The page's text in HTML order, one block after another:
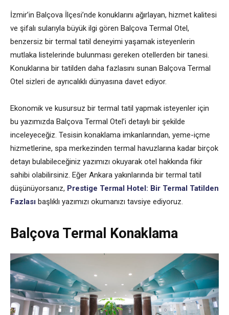
İzmir’in Balçova İlçesi’nde konuklarını ağırlayan, hizmet kalitesi
ve şifalı sularıyla büyük ilgi gören Balçova Termal Otel,
benzersiz bir termal tatil deneyimi yaşamak isteyenlerin
mutlaka listelerinde bulunması gereken otellerden bir tanesi.
Konuklarına bir tatilden daha fazlasını sunan Balçova Termal
Otel sizleri de ayrıcalıklı dünyasına davet ediyor.
Ekonomik ve kusursuz bir termal tatil yapmak isteyenler için
bu yazımızda Balçova Termal Otel’i detaylı bir şekilde
inceleyeceğiz. Tesisin konaklama imkanlarından, yeme-içme
hizmetlerine, spa merkezinden termal havuzlarına kadar birçok
detayı bulabileceğiniz yazımızı okuyarak otel hakkında fikir
sahibi olabilirsiniz. Eğer Ankara yakınlarında bir termal tatil
düşünüyorsanız, Prestige Termal Hotel: Bir Termal Tatilden
Fazlası başlıklı yazımızı okumanızı tavsiye ediyoruz.
Balçova Termal Konaklama